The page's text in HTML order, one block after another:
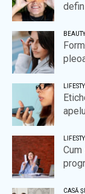
BEAUTY
CASĂ